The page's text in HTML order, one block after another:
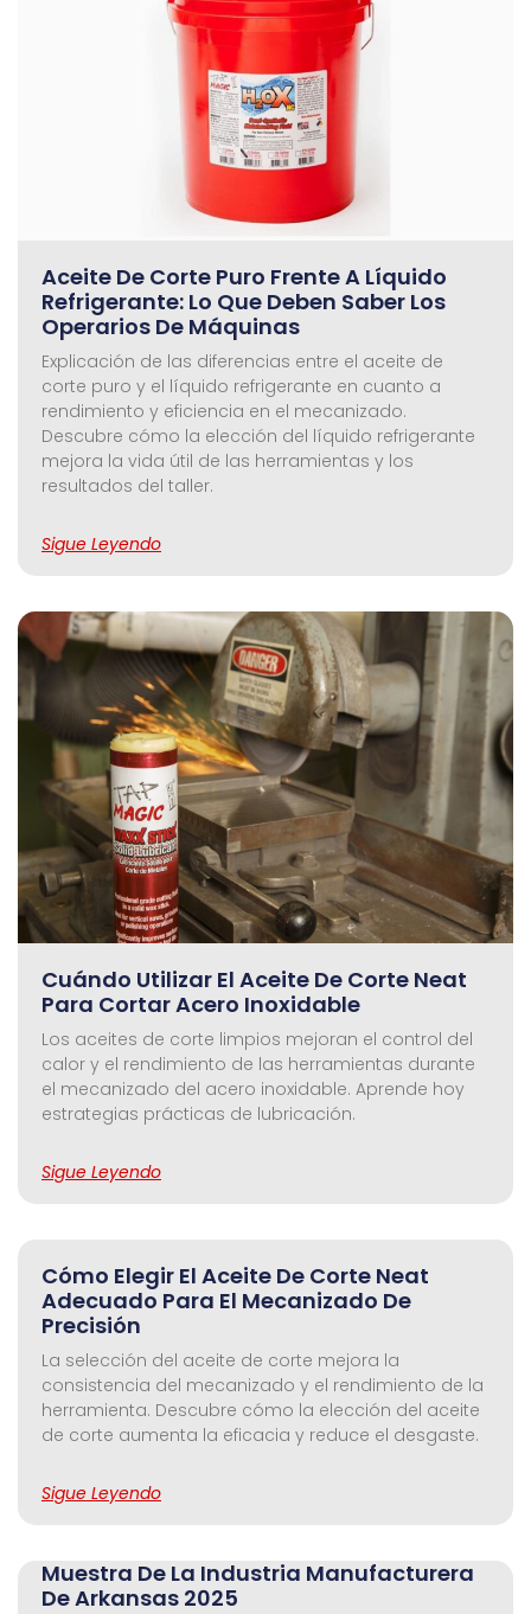
Aceite De Corte Puro Frente A Líquido
Refrigerante: Lo Que Deben Saber Los
Operarios De Máquinas
Explicación de las diferencias entre el aceite de
corte puro y el líquido refrigerante en cuanto a
rendimiento y eficiencia en el mecanizado.
Descubre cómo la elección del líquido refrigerante
mejora la vida útil de las herramientas y los
resultados del taller.
Sigue Leyendo
Cuándo Utilizar El Aceite De Corte Neat
Para Cortar Acero Inoxidable
Los aceites de corte limpios mejoran el control del
calor y el rendimiento de las herramientas durante
el mecanizado del acero inoxidable. Aprende hoy
estrategias prácticas de lubricación.
Sigue Leyendo
Cómo Elegir El Aceite De Corte Neat
Adecuado Para El Mecanizado De
Precisión
La selección del aceite de corte mejora la
consistencia del mecanizado y el rendimiento de la
herramienta. Descubre cómo la elección del aceite
de corte aumenta la eficacia y reduce el desgaste.
Sigue Leyendo
Muestra De La Industria Manufacturera
De Arkansas 2025